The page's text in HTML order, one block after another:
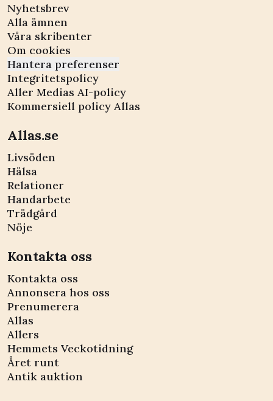
Nyhetsbrev
Alla ämnen
Våra skribenter
Om cookies
Hantera preferenser
Integritetspolicy
Aller Medias AI-policy
Kommersiell policy Allas
Allas.se
Livsöden
Hälsa
Relationer
Handarbete
Trädgård
Nöje
Kontakta oss
Kontakta oss
Annonsera hos oss
Prenumerera
Allas
Allers
Hemmets Veckotidning
Året runt
Antik auktion